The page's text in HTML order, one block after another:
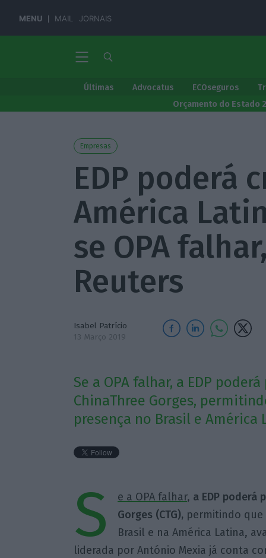
MENU MAIL JORNAIS
Últimas Advocatus ECOseguros
Orçamento do Estado
Empresas
EDP poderá
América
se OPA
Reuters
Isabel Patrício
13 Março 2019
Se a OPA falhar, a EDP
ChinaThree Gorges,
presença no Brasil e América
S e a OPA falhar, a EDP poderá
Gorges (CTG), permitindo que
Brasil e na América Latina,
liderada por António Mexia já conta